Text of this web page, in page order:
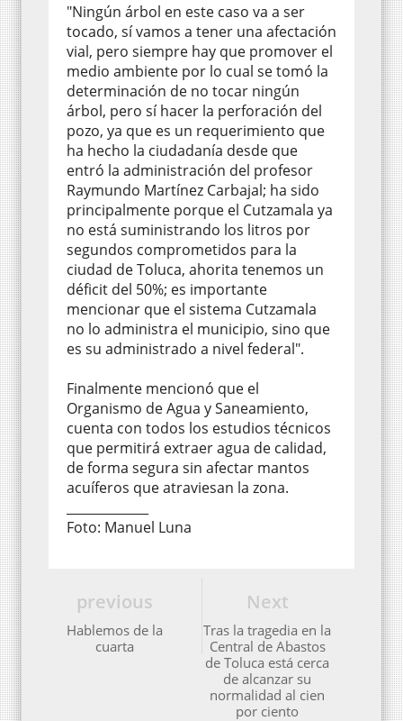
"Ningún árbol en este caso va a ser
tocado, sí vamos a tener una afectación
vial, pero siempre hay que promover el
medio ambiente por lo cual se tomó la
determinación de no tocar ningún
árbol, pero sí hacer la perforación del
pozo, ya que es un requerimiento que
ha hecho la ciudadanía desde que
entró la administración del profesor
Raymundo Martínez Carbajal; ha sido
principalmente porque el Cutzamala ya
no está suministrando los litros por
segundos comprometidos para la
ciudad de Toluca, ahorita tenemos un
déficit del 50%; es importante
mencionar que el sistema Cutzamala
no lo administra el municipio, sino que
es su administrado a nivel federal".
Finalmente mencionó que el
Organismo de Agua y Saneamiento,
cuenta con todos los estudios técnicos
que permitirá extraer agua de calidad,
de forma segura sin afectar mantos
acuíferos que atraviesan la zona.
Foto: Manuel Luna
Next
Tras la tragedia en la
Central de Abastos
de Toluca está cerca
de alcanzar su
normalidad al cien
por ciento
previous
Hablemos de la
cuarta